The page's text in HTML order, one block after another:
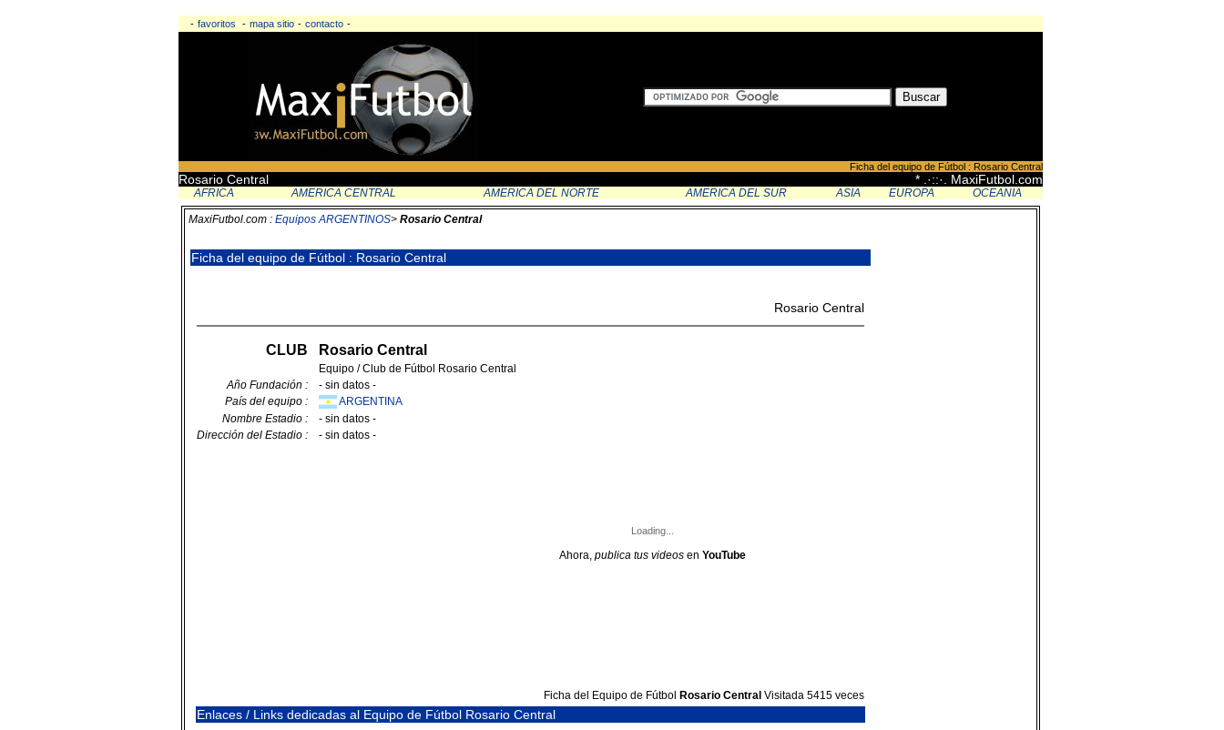
- favoritos - mapa sitio - contacto -
Ficha del equipo de Fútbol : Rosario Central
Rosario Central * .·::·. MaxiFutbol.com
AFRICA AMERICA CENTRAL AMERICA DEL NORTE AMERICA DEL SUR ASIA EUROPA OCEANIA
MaxiFutbol.com : Equipos ARGENTINOS> Rosario Central
Ficha del equipo de Fútbol : Rosario Central
Rosario Central
CLUB Rosario Central
Equipo / Club de Fútbol Rosario Central
Año Fundación :
- sin datos -
País del equipo :
ARGENTINA
Nombre Estadio :
- sin datos -
Dirección del Estadio :
- sin datos -
Loading...
Ahora, publica tus videosen YouTube
Ficha del Equipo de Fútbol Rosario Central Visitada 5415 veces
Enlaces / Links dedicadas al Equipo de Fútbol Rosario Central